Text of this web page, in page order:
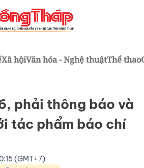
Xã hộiVăn hóa - Nghệ thuậtThể thao
phải thông báo và
tác phẩm báo chí
(GMT+7)